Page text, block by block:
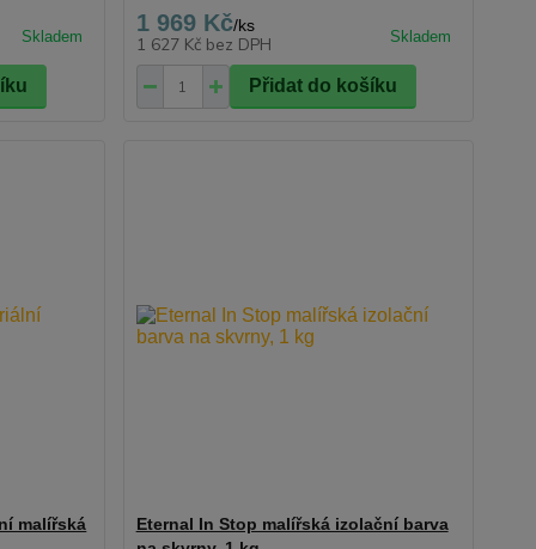
1 969 Kč/ks
1 627 Kč bez DPH
Přidat do košíku
malířská
Eternal In Stop malířská izolační barva